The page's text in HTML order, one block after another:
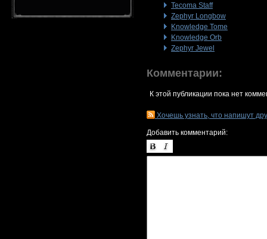
Tecoma Staff
Zephyr Longbow
Knowledge Tome
Knowledge Orb
Zephyr Jewel
Комментарии:
К этой публикации пока нет
Хочешь узнать, что напишут
Добавить комментарий: